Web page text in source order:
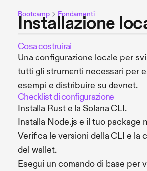
Bootcamp Fondamenti
Installazione
Cosa costruirai
Una configurazione locale per
tutti gli strumenti necessari per
esempi e distribuire su devnet.
Checklist di configurazione
Installa Rust e la Solana CLI.
Installa Node.js e il tuo package
Verifica le versioni della CLI e la
del wallet.
Esegui un comando di base per